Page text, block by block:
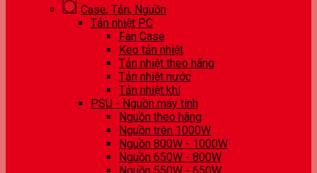
Case, Tản, Nguồn
Tản nhiệt PC
Fan Case
Keo tản nhiệt
Tản nhiệt theo hãng
Tản nhiệt nước
Tản nhiệt khí
PSU - Nguồn máy tính
Nguồn theo hãng
Nguồn trên 1000W
Nguồn 800W - 1000W
Nguồn 650W - 800W